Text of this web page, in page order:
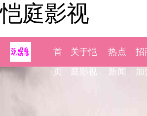
恺庭影视
首
页
关于恺
庭影视
热点
新闻
招
加